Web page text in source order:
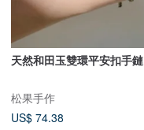
天然和田玉雙環平安扣手鏈
松果手作
US$ 74.38